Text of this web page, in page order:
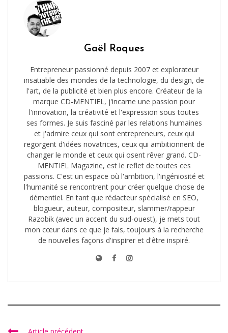
Gaël Roques
Entrepreneur passionné depuis 2007 et explorateur
insatiable des mondes de la technologie, du design, de
l'art, de la publicité et bien plus encore. Créateur de la
marque CD-MENTIEL, j'incarne une passion pour
l'innovation, la créativité et l'expression sous toutes
ses formes. Je suis fasciné par les relations humaines
et j'admire ceux qui sont entrepreneurs, ceux qui
regorgent d'idées novatrices, ceux qui ambitionnent de
changer le monde et ceux qui osent rêver grand. CD-
MENTIEL Magazine, est le reflet de toutes ces
passions. C'est un espace où l'ambition, l'ingéniosité et
l'humanité se rencontrent pour créer quelque chose de
démentiel. En tant que rédacteur spécialisé en SEO,
blogueur, auteur, compositeur, slammer/rappeur
Razobik (avec un accent du sud-ouest), je mets tout
mon cœur dans ce que je fais, toujours à la recherche
de nouvelles façons d'inspirer et d'être inspiré.
Article précédent